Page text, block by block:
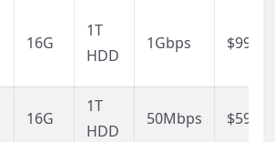
16G
1T
HDD
1Gbps $99/月
16G
1T
HDD
50Mbps $59/月